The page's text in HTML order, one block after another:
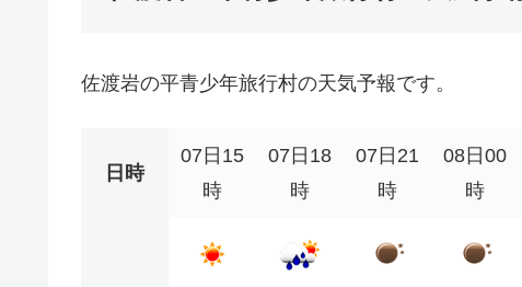
佐渡岩の平青少年旅行村の天気予報です。
日時
07日15
時
07日18
時
07日21
時
08日00
時